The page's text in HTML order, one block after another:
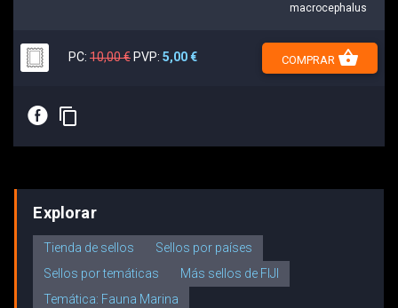
macrocephalus
PC: 10,00 € PVP: 5,00 € COMPRAR shopping_basket
E content_copy
Explorar
Tienda de sellos
Sellos por países
Sellos por temáticas
Más sellos de FIJI
Temática: Fauna Marina